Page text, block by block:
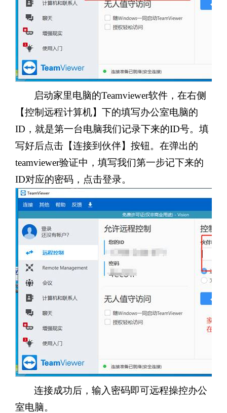
启动家里电脑的Teamviewer软件，在右侧
【控制远程计算机】下的填写办公室电脑的
ID，就是第一台电脑我们记录下来的ID号。填
写好后点击【连接到伙伴】按钮。在弹出的
teamviewer验证中，填写我们第一步记下来的
ID对应的密码，点击登录。
连接成功后，输入密码即可远程操控办公
室电脑。